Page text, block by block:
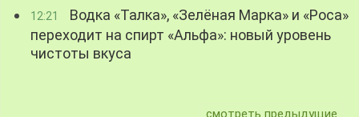
12:21
Водка «Талка», «Зелёная Марка» и «Роса»
переходит на спирт «Альфа»: новый уровень
чистоты вкуса